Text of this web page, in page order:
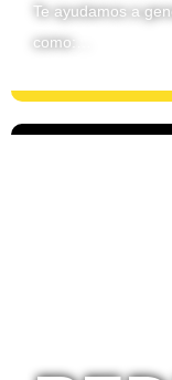
Te ayudamos a
como:…